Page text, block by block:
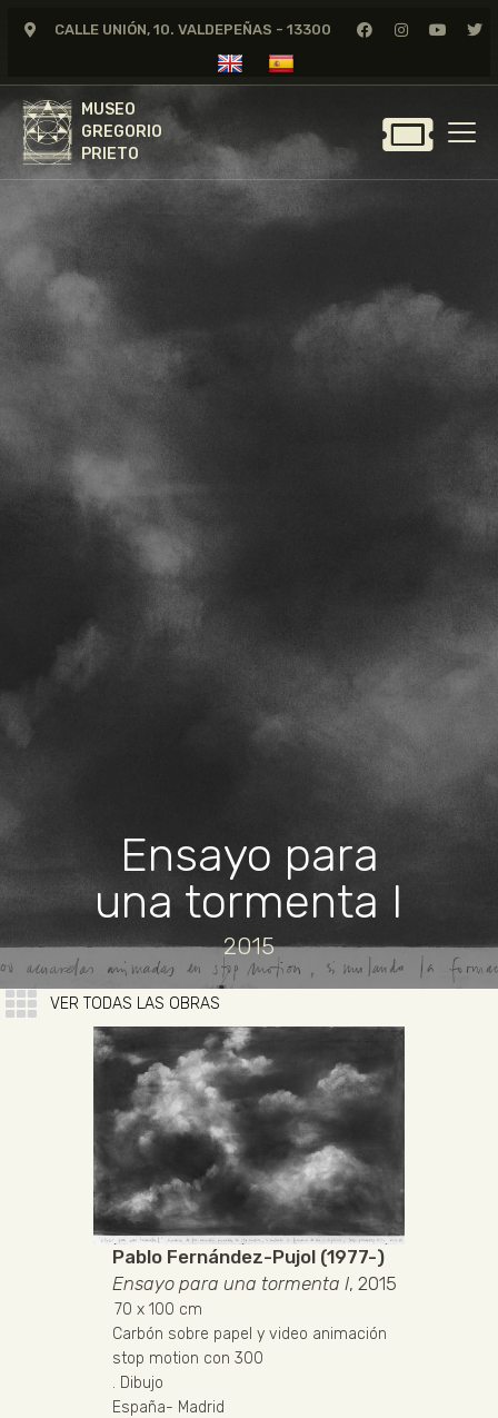
CALLE UNIÓN, 10. VALDEPEÑAS - 13300
MUSEO
GREGORIO
PRIETO
MUSEO
GREGORIO
GREGORIO PRIETO
CERTAMEN DE DIBUJO
FUNDACIÓN
TIENDA
NOTICIAS
Ensayo para
una tormenta I
2015
VER TODAS LAS OBRAS
Pablo Fernández-Pujol (1977-)
Ensayo para una tormenta I, 2015
70 x 100 cm
Carbón sobre papel y video animación
stop motion con 300
. Dibujo
España- Madrid